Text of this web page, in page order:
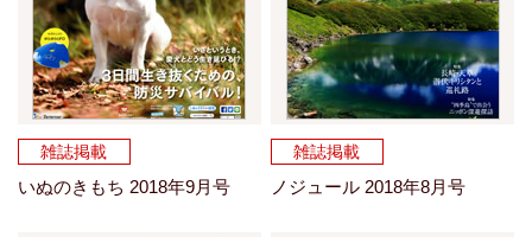
雑誌掲載
いぬのきもち 2018年9月号
雑誌掲載
ノジュール 2018年8月号